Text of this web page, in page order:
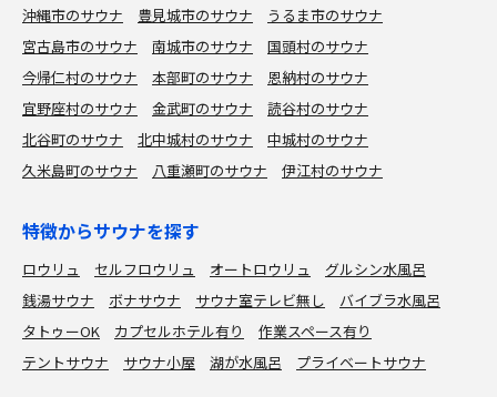
沖縄市のサウナ
豊見城市のサウナ
うるま市のサウナ
宮古島市のサウナ
南城市のサウナ
国頭村のサウナ
今帰仁村のサウナ
本部町のサウナ
恩納村のサウナ
宜野座村のサウナ
金武町のサウナ
読谷村のサウナ
北谷町のサウナ
北中城村のサウナ
中城村のサウナ
久米島町のサウナ
八重瀬町のサウナ 伊江村のサウナ
特徴からサウナを探す
ロウリュ セルフロウリュ オートロウリュ
グルシン水風呂
銭湯サウナ
ボナサウナ サウナ室テレビ無し
バイブラ水風呂
タトゥーOK
カプセルホテル有り
作業スペース有り
テントサウナ
サウナ小屋 湖が水風呂 プライベートサウナ